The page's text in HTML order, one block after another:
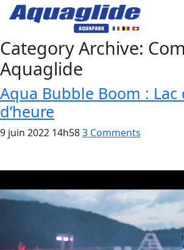
Category Archive:
Aquaglide
Aqua Bubble Boom : Lac
d’heure
9 juin 2022 14h583 Comments